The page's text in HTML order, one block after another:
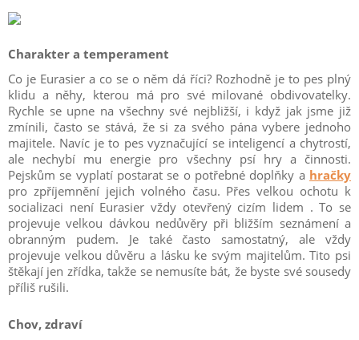
Charakter a temperament
Co je Eurasier a co se o něm dá říci? Rozhodně je to pes plný
klidu a něhy, kterou má pro své milované obdivovatelky.
Rychle se upne na všechny své nejbližší, i když jak jsme již
zmínili, často se stává, že si za svého pána vybere jednoho
majitele. Navíc je to pes vyznačující se inteligencí a chytrostí,
ale nechybí mu energie pro všechny psí hry a činnosti.
Pejskům se vyplatí postarat se o potřebné doplňky a hračky
pro zpříjemnění jejich volného času. Přes velkou ochotu k
socializaci není Eurasier vždy otevřený cizím lidem . To se
projevuje velkou dávkou nedůvěry při bližším seznámení a
obranným pudem. Je také často samostatný, ale vždy
projevuje velkou důvěru a lásku ke svým majitelům. Tito psi
štěkají jen zřídka, takže se nemusíte bát, že byste své sousedy
příliš rušili.
Chov, zdraví